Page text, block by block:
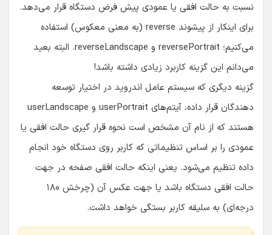
نسبت به حالت افقی یا عمودی پیش فرض دستگاه قرار می‌دهد.
برای اینکار از پیشوند reverse (به معنی معکوس) استفاده
می‌کنیم؛ reversePortrait و reverseLandscape. البته بعید
می‌دانم این گزینه کاربرد زیادی داشته باشد!
گزینه‌ دیگری که سیستم عامل اندروید در اختیار توسعه
دهندگان قرار داده، آیتم‌های userPortrait و userLandscape
هستند که از نام آن مشخص است نحوه قرار گیری حالت افقی یا
عمودی را بر اساس تنظیماتی که کاربر روی دستگاه خود انجام
داده تنظیم می‌شود. یعنی اینکه حالت افقی صفحه در جهت
حالت افقی دستگاه باشد یا جهت عکس آن (چرخش ۱۸۰
درجه‌ای) به سلیقه کاربر بستگی خواهد داشت.